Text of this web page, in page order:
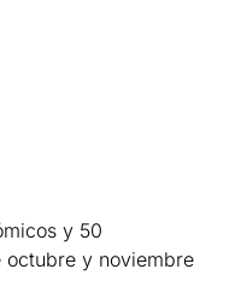
y 50
octubre y noviembre